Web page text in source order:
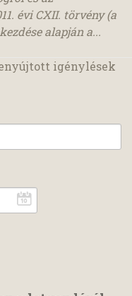
évi CXII. törvény (a
alapján a...
igénylések